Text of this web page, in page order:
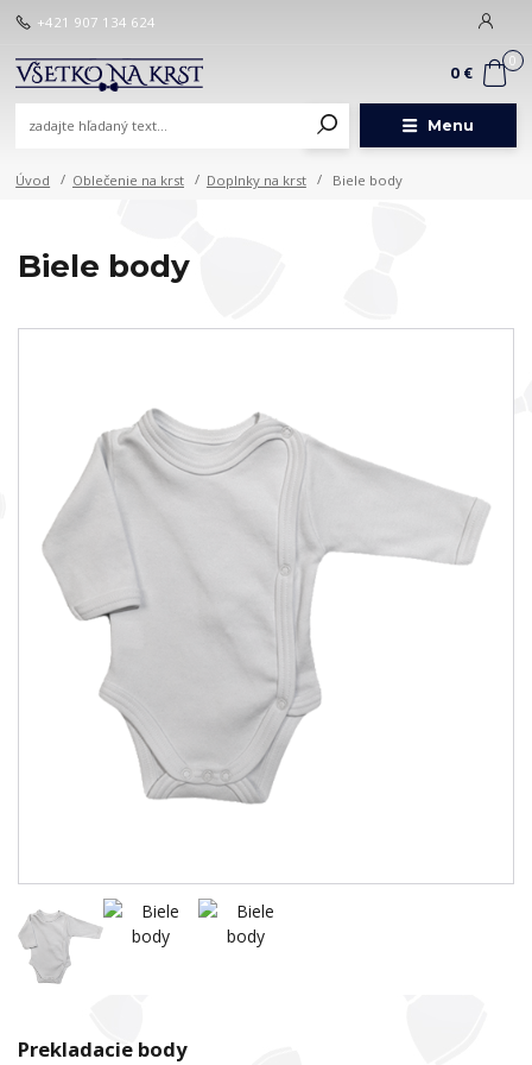
Menu
+421 907 134 624
0
0 €
Úvod Oblečenie na krst Doplnky na krst Biele body
Biele body
Prekladacie body